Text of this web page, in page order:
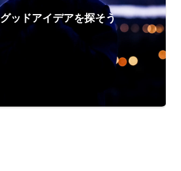
グッドアイデアを探そう